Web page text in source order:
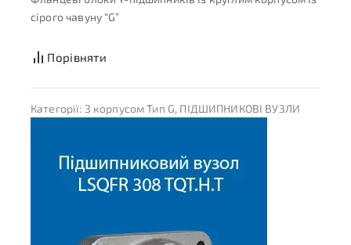
сірого чавуну “G”
Порівняти
Категорії: З корпусом Тип G, ПІДШИПНИКОВІ ВУЗЛИ